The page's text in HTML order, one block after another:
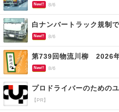
New!! 8/6
New!! 8/6
第739回物流川柳 2026
New!! 8/6
プロドライバーのための
【PR】